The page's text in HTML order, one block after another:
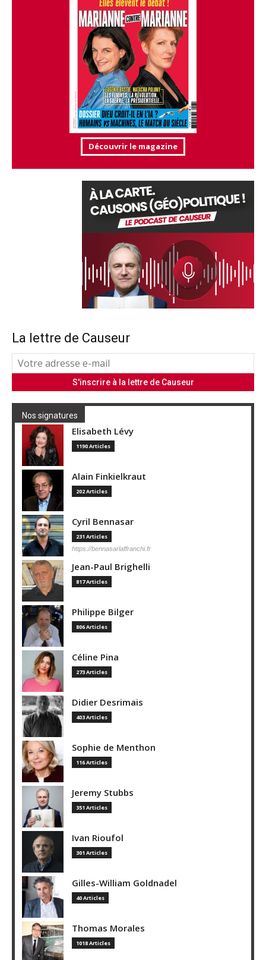
Découvrir le magazine
La lettre de Causeur
Nos signatures
Elisabeth Lévy
1190 Articles
Alain Finkielkraut
202 Articles
Cyril Bennasar
231 Articles
https://bennasarlaffranchi.fr
Jean-Paul Brighelli
817 Articles
Philippe Bilger
806 Articles
Céline Pina
273 Articles
Didier Desrimais
403 Articles
Sophie de Menthon
116 Articles
Jeremy Stubbs
351 Articles
Ivan Rioufol
301 Articles
Gilles-William Goldnadel
40 Articles
Thomas Morales
1018 Articles